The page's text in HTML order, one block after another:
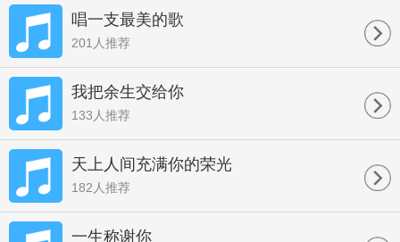
唱一支最美的歌
201人推荐
我把余生交给你
133人推荐
天上人间充满你的荣光
182人推荐
一生称谢你